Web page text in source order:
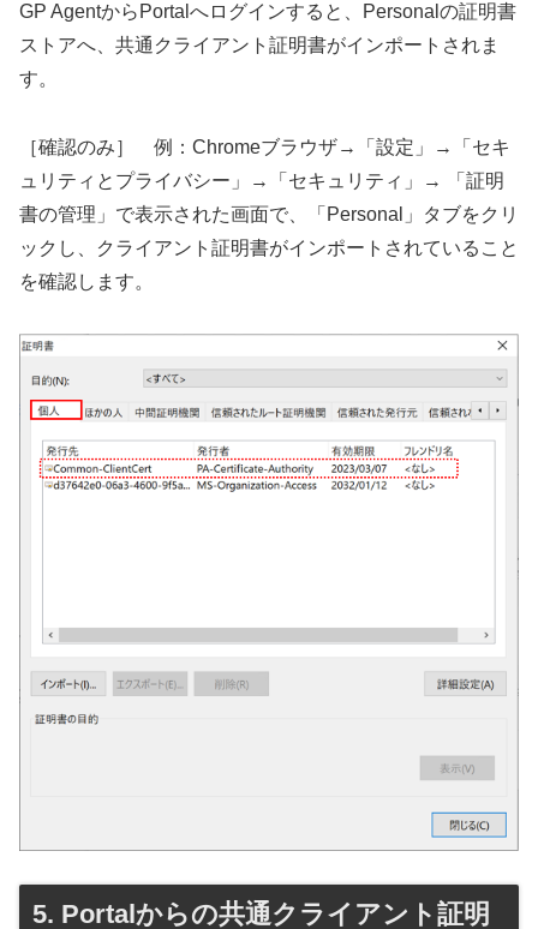
GP AgentからPortalへログインすると、Personalの証明書
ストアへ、共通クライアント証明書がインポートされま
す。
［確認のみ］ 例：Chromeブラウザ→「設定」→「セキ
ュリティとプライバシー」→「セキュリティ」→ 「証明
書の管理」で表示された画面で、「Personal」タブをクリ
ックし、クライアント証明書がインポートされていること
を確認します。
Portalからの共通クライアント証明